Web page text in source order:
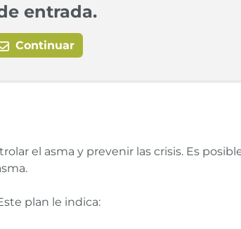
entrada.
Continuar
el asma y prevenir las crisis. Es
plan le indica: